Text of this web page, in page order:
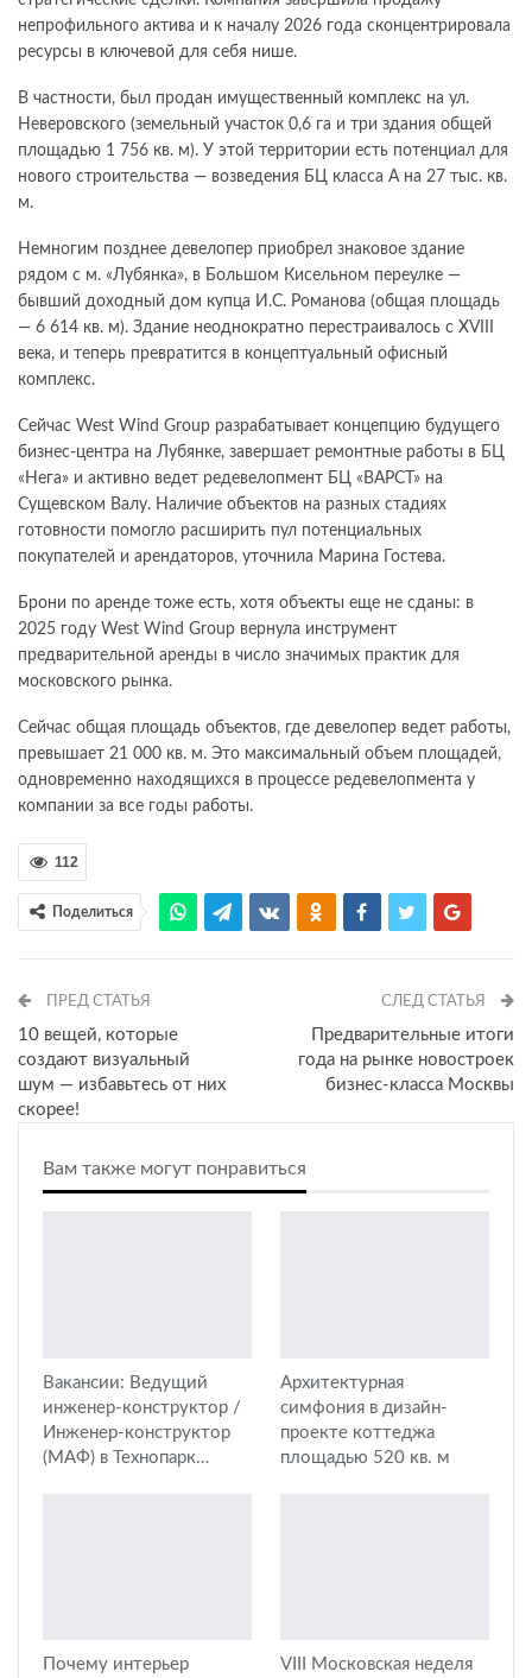
непрофильного актива и к началу 2026 года сконцентрировала
ресурсы в ключевой для себя нише.
В частности, был продан имущественный комплекс на ул.
Неверовского (земельный участок 0,6 га и три здания общей
площадью 1 756 кв. м). У этой территории есть потенциал для
нового строительства — возведения БЦ класса А на 27 тыс. кв.
м.
Немногим позднее девелопер приобрел знаковое здание
рядом с м. «Лубянка», в Большом Кисельном переулке —
бывший доходный дом купца И.С. Романова (общая площадь
— 6 614 кв. м). Здание неоднократно перестраивалось с XVIII
века, и теперь превратится в концептуальный офисный
комплекс.
Сейчас West Wind Group разрабатывает концепцию будущего
бизнес-центра на Лубянке, завершает ремонтные работы в БЦ
«Нега» и активно ведет редевелопмент БЦ «ВАРСТ» на
Сущевском Валу. Наличие объектов на разных стадиях
готовности помогло расширить пул потенциальных
покупателей и арендаторов, уточнила Марина Гостева.
Брони по аренде тоже есть, хотя объекты еще не сданы: в
2025 году West Wind Group вернула инструмент
предварительной аренды в число значимых практик для
московского рынка.
Сейчас общая площадь объектов, где девелопер ведет работы,
превышает 21 000 кв. м. Это максимальный объем площадей,
одновременно находящихся в процессе редевелопмента у
компании за все годы работы.
112
Поделиться
ПРЕД СТАТЬЯ
10 вещей, которые
создают визуальный
шум — избавьтесь от них
скорее!
СЛЕД СТАТЬЯ
Предварительные итоги
года на рынке новостроек
бизнес-класса Москвы
Вам также могут понравиться
Вакансии: Ведущий
инженер-конструктор /
Инженер-конструктор
(МАФ) в Технопарк…
Архитектурная
симфония в дизайн-
проекте коттеджа
площадью 520 кв. м
Почему интерьер
VIII Московская неделя